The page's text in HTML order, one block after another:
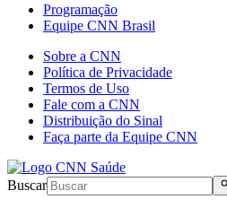
Programação
Equipe CNN Brasil
Sobre a CNN
Política de Privacidade
Termos de Uso
Fale com a CNN
Distribuição do Sinal
Faça parte da Equipe CNN
Buscar